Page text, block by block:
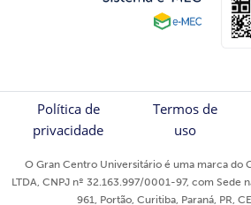
Política de
privacidade
Termos de
uso
O Gran Centro Universitário é uma marca do
LTDA, CNPJ nº 32.163.997/0001-97, com Sede
961, Portão, Curitiba, Paraná, PR,